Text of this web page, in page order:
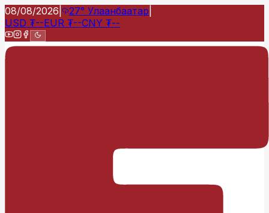
08/08/2026 27° Улаанбаатар
USD ₮--EUR ₮--CNY ₮--